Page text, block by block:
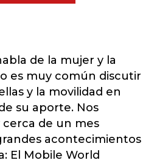
de la mujer y la
es muy común discutir
y la movilidad en
su aporte. Nos
de un mes
acontecimientos
El Mobile World